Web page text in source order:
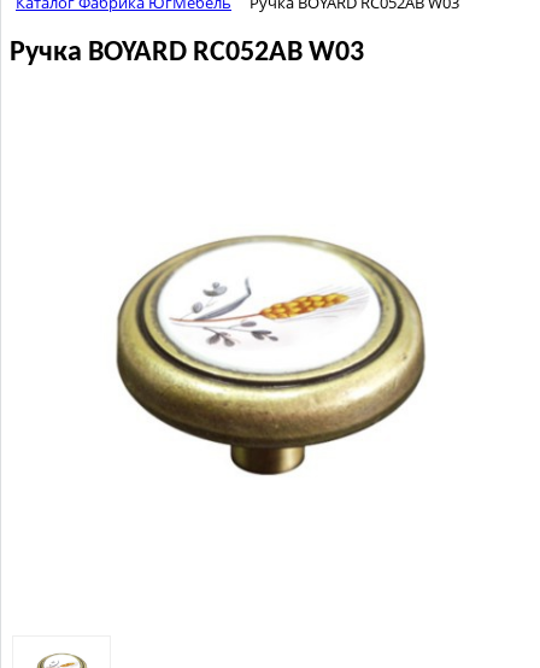
Ручка BOYARD RC052AB W03